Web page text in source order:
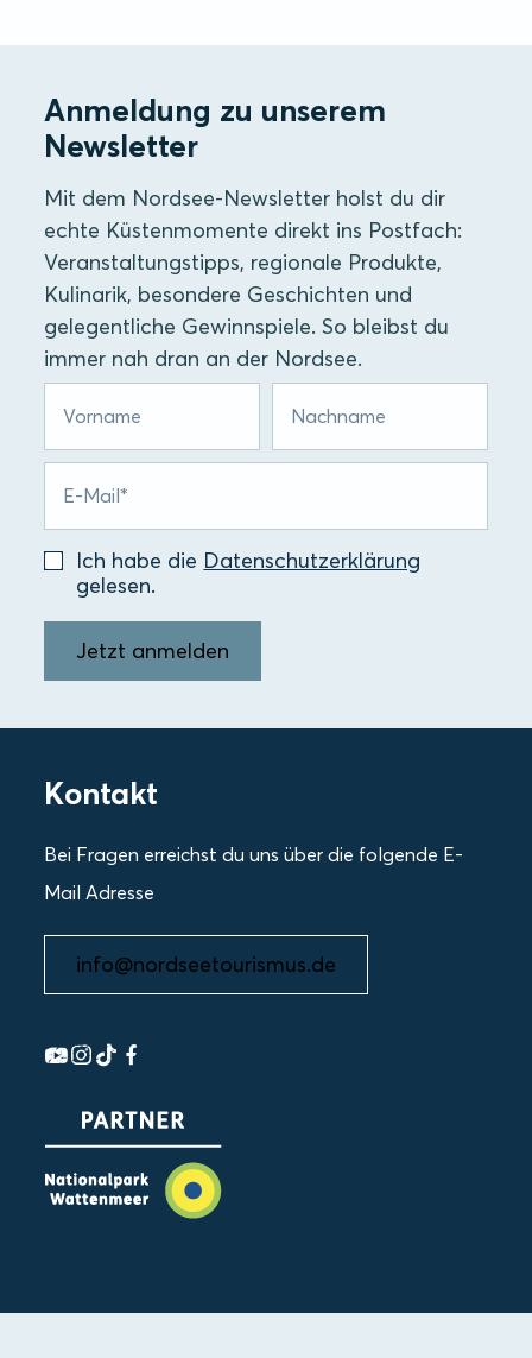
Anmeldung zu unserem
Newsletter
Mit dem Nordsee-Newsletter holst du dir
echte Küstenmomente direkt ins Postfach:
Veranstaltungstipps, regionale Produkte,
Kulinarik, besondere Geschichten und
gelegentliche Gewinnspiele. So bleibst du
immer nah dran an der Nordsee.
Ich habe die Datenschutzerklärung
gelesen.
Jetzt anmelden
Kontakt
Bei Fragen erreichst du uns über die folgende E-
Mail Adresse
info@nordseetourismus.de